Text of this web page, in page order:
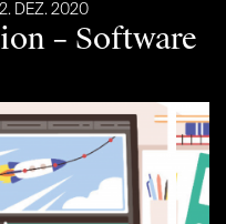
DEZ. 2020
– Software